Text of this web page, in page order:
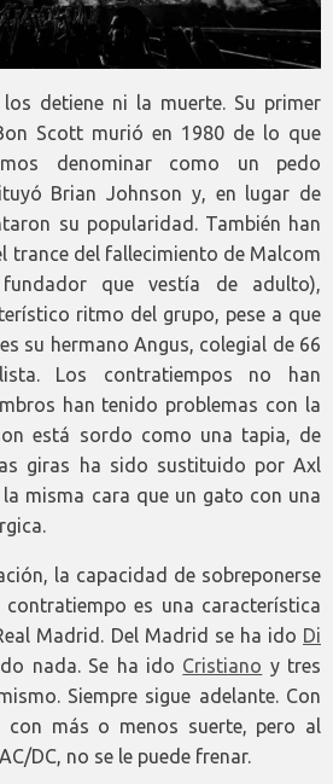
detiene ni la muerte. Su primer
Scott murió en 1980 de lo que
denominar como un pedo
Brian Johnson y, en lugar de
su popularidad. También han
trance del fallecimiento de Malcom
que vestía de adulto),
ritmo del grupo, pese a que
su hermano Angus, colegial de 66
Los contratiempos no han
han tenido problemas con la
está sordo como una tapia, de
giras ha sido sustituido por Axl
misma cara que un gato con una
la capacidad de sobreponerse
es una característica
Madrid. Del Madrid se ha ido Di
nada. Se ha ido Cristiano y tres
Siempre sigue adelante. Con
con más o menos suerte, pero al
DC, no se le puede frenar.